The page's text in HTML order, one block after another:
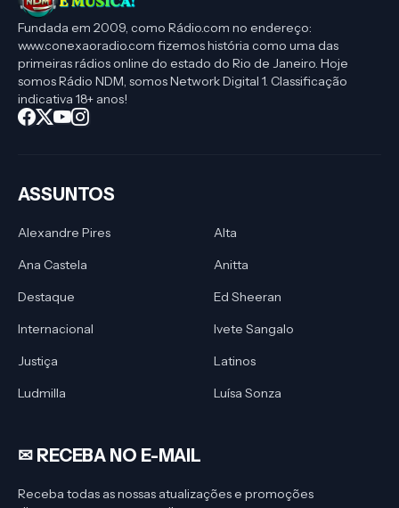
Fundada em 2009, como Rádio.com no endereço:
www.conexaoradio.com fizemos história como uma das
primeiras rádios online do estado do Rio de Janeiro. Hoje
somos Rádio NDM, somos Network Digital 1. Classificação
indicativa 18+ anos!
ASSUNTOS
Alexandre Pires
Alta
Ana Castela
Anitta
Destaque
Ed Sheeran
Internacional
Ivete Sangalo
Justiça
Latinos
Ludmilla
Luísa Sonza
✉︎ RECEBA NO E-MAIL
Receba todas as nossas atualizações e promoções